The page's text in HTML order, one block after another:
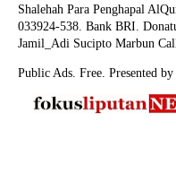
Shalehah Para Penghapal
033924-538. Bank BRI.
Jamil_Adi Sucipto Marbun
Public Ads. Free. Presented by